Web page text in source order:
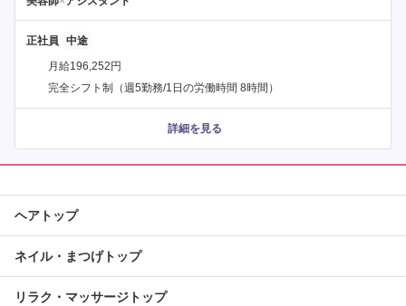
正社員
月給196,252円
完全シフト制（週5勤務/1日の労働時間 8時間）
詳細を見る
ヘアトップ
ネイル・まつげトップ
リラク・マッサージトップ